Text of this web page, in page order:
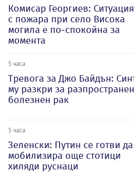
Комисар Георгиев:
с пожара при село Висока
могила е по-спокойна за
момента
5 часа
Тревога за Джо Байдън:
му разкри за
болезнен рак
5 часа
Зеленски: Путин се готви да
мобилизира още стотици
хиляди руснаци